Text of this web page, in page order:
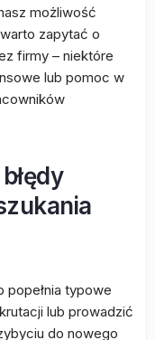
możliwość
zapytać o
firmy – niektóre
lub pomoc w
popełnia typowe
lub prowadzić
do nowego